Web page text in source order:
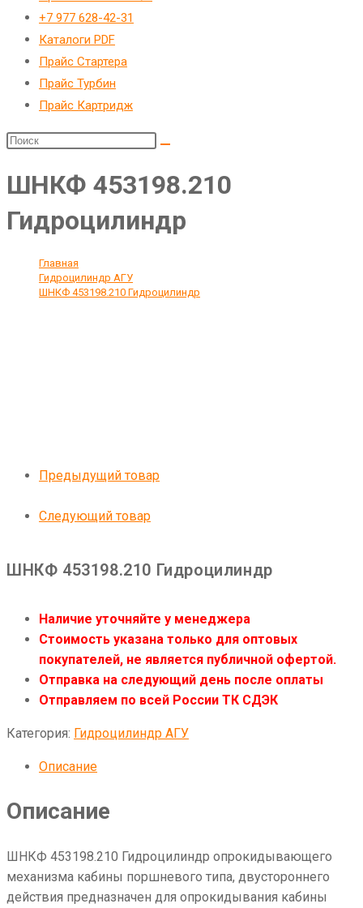
веб-
сайту
+7 977 628-42-31
Каталоги PDF
Прайс Стартера
Прайс Турбин
Прайс Картридж
ШНКФ 453198.210
Гидроцилиндр
Главная
Гидроцилиндр АГУ
ШНКФ 453198.210 Гидроцилиндр
Предыдущий товар
Следующий товар
ШНКФ 453198.210 Гидроцилиндр
Наличие уточняйте у менеджера
Стоимость указана только для оптовых
покупателей, не является публичной офертой.
Отправка на следующий день после оплаты
Отправляем по всей России ТК СДЭК
Категория: Гидроцилиндр АГУ
Описание
Описание
ШНКФ 453198.210 Гидроцилиндр опрокидывающего
механизма кабины поршневого типа, двустороннего
действия предназначен для опрокидывания кабины